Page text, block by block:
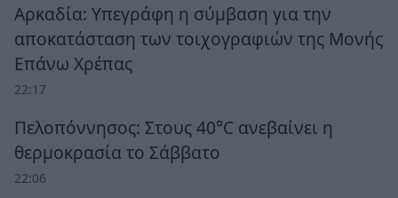
Αρκαδία: Υπεγράφη η σύμβαση για την
αποκατάσταση των τοιχογραφιών της Μονής
Επάνω Χρέπας
22:17
Πελοπόννησος: Στους 40°C ανεβαίνει η
θερμοκρασία το Σάββατο
22:06